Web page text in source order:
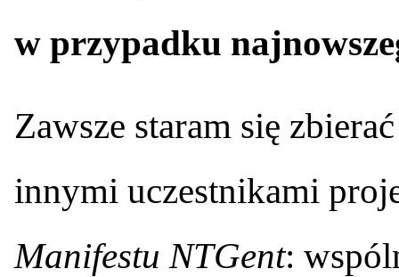
w przypadku
Zawsze staram się
innymi uczestnikami
Manifestu NTGent: